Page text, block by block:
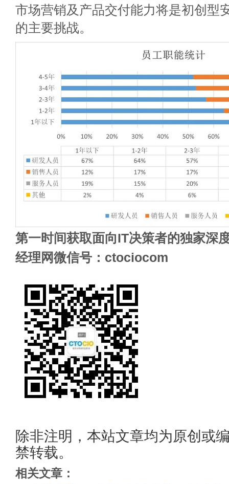
市场营销及产品交付能力将是初创型
的主要挑战。
第一时间获取面向IT决策者的独家深
经理网微信号：ctociocom
除非注明，本站文章均为原创或
禁转载。
相关文章：